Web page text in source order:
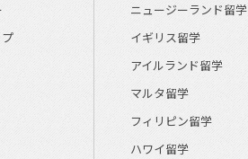
ニュージーランド留学
イギリス留学
アイルランド留学
マルタ留学
フィリピン留学
ハワイ留学